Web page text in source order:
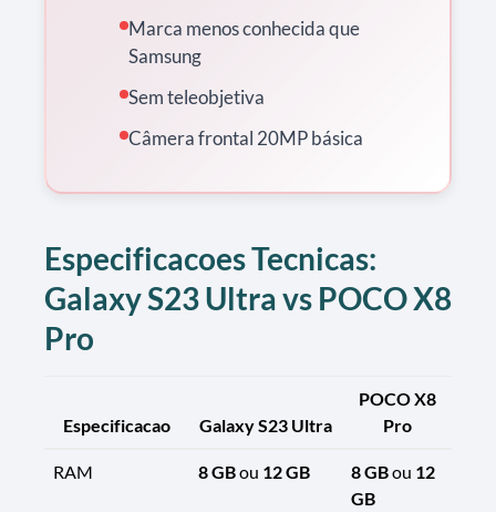
Marca menos conhecida que
Samsung
Sem teleobjetiva
Câmera frontal 20MP básica
Especificacoes Tecnicas:
Galaxy S23 Ultra vs POCO X8
Pro
Especificacao Galaxy S23 Ultra
POCO X8
Pro
RAM 8 GBou 12 GB 8 GBou 12
GB